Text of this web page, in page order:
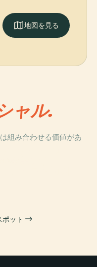
地図を見る
ャル.
組み合わせる価値があ
PLACE
ット